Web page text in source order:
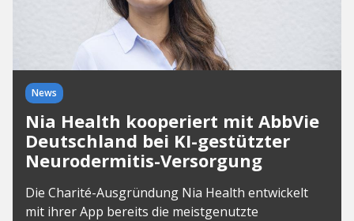
News
Nia Health kooperiert mit AbbVie
Deutschland bei KI-gestützter
Neurodermitis-Versorgung
Die Charité-Ausgründung Nia Health entwickelt
mit ihrer App bereits die meistgenutzte